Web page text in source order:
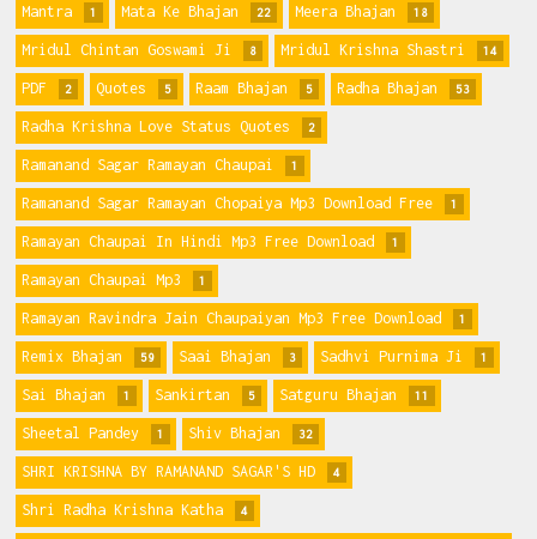
Mantra 1 Mata Ke Bhajan 22 Meera Bhajan 18
Mridul Chintan Goswami Ji 8 Mridul Krishna Shastri 14
PDF 2 Quotes 5 Raam Bhajan 5 Radha Bhajan 53
Radha Krishna Love Status Quotes 2
Ramanand Sagar Ramayan Chaupai 1
Ramanand Sagar Ramayan Chopaiya Mp3 Download Free 1
Ramayan Chaupai In Hindi Mp3 Free Download 1
Ramayan Chaupai Mp3 1
Ramayan Ravindra Jain Chaupaiyan Mp3 Free Download 1
Remix Bhajan 59 Saai Bhajan 3 Sadhvi Purnima Ji 1
Sai Bhajan 1 Sankirtan 5 Satguru Bhajan 11
Sheetal Pandey 1 Shiv Bhajan 32
SHRI KRISHNA BY RAMANAND SAGAR'S HD 4
Shri Radha Krishna Katha 4